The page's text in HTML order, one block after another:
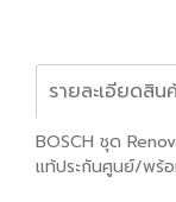
รายละเอียดสิน
BOSCH ชุด
แท้ประกันศูนย์/พร้